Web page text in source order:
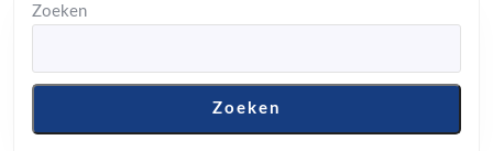
Zoeken
Zoeken